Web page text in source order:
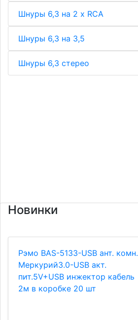
Шнуры 6,3 на 2 х RCA
Шнуры 6,3 на 3,5
Шнуры 6,3 стерео
Новинки
Рэмо BAS-5133-USB ант. комн.
Меркурий3.0-USB акт.
пит.5V+USB инжектор кабель
2м в коробке 20 шт